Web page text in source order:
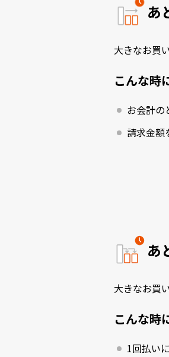
あ
大きなお買
こんな時
お会計の
請求金額
あ
大きなお買
こんな時
1回払い